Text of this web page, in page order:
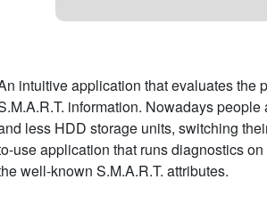
intuitive application that evaluates the
information. Nowadays
less HDD storage units, switching
use application that runs diagnostics
well-known S.M.A.R.T. attributes.